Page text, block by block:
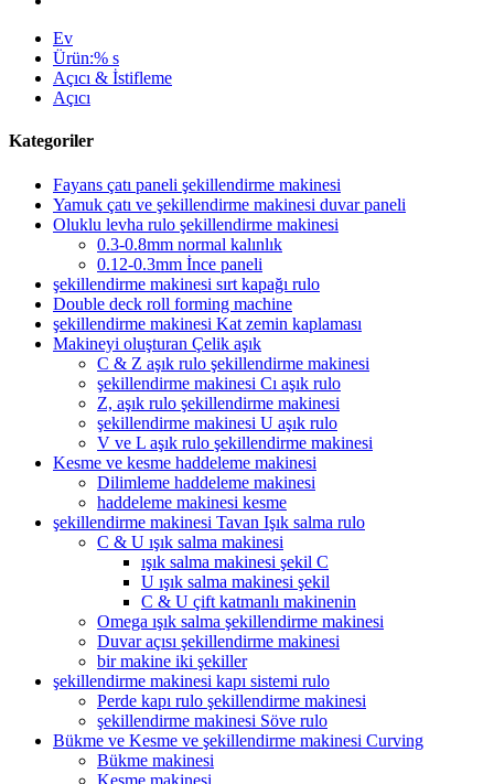
Ev
Ürün:% s
Açıcı & İstifleme
Açıcı
Kategoriler
Fayans çatı paneli şekillendirme makinesi
Yamuk çatı ve şekillendirme makinesi duvar paneli
Oluklu levha rulo şekillendirme makinesi
0.3-0.8mm normal kalınlık
0.12-0.3mm İnce paneli
şekillendirme makinesi sırt kapağı rulo
Double deck roll forming machine
şekillendirme makinesi Kat zemin kaplaması
Makineyi oluşturan Çelik aşık
C & Z aşık rulo şekillendirme makinesi
şekillendirme makinesi Cı aşık rulo
Z, aşık rulo şekillendirme makinesi
şekillendirme makinesi U aşık rulo
V ve L aşık rulo şekillendirme makinesi
Kesme ve kesme haddeleme makinesi
Dilimleme haddeleme makinesi
haddeleme makinesi kesme
şekillendirme makinesi Tavan Işık salma rulo
C & U ışık salma makinesi
ışık salma makinesi şekil C
U ışık salma makinesi şekil
C & U çift katmanlı makinenin
Omega ışık salma şekillendirme makinesi
Duvar açısı şekillendirme makinesi
bir makine iki şekiller
şekillendirme makinesi kapı sistemi rulo
Perde kapı rulo şekillendirme makinesi
şekillendirme makinesi Söve rulo
Bükme ve Kesme ve şekillendirme makinesi Curving
Bükme makinesi
Kesme makinesi